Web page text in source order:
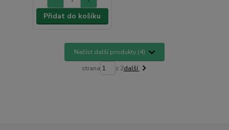
Přidat do košíku
Načíst další produkty (4)
strana z 2další